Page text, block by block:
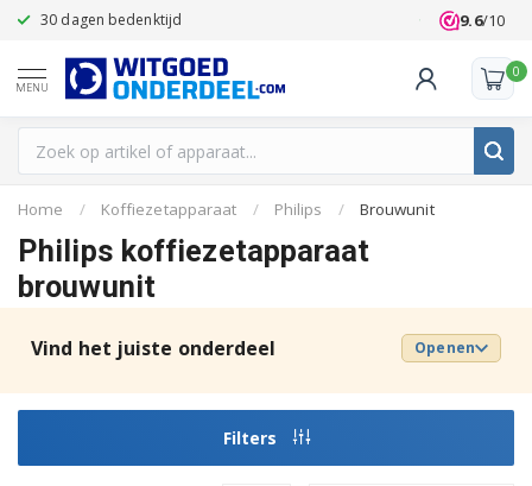
30 dagen bedenktijd Klanten
9.6/10
MENU
0
Home / Koffiezetapparaat / Philips / Brouwunit
Philips koffiezetapparaat
brouwunit
Vind het juiste onderdeel Openen
Filters